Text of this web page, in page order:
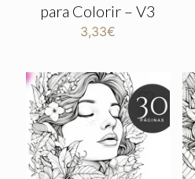
para Colorir – V3
3,33€